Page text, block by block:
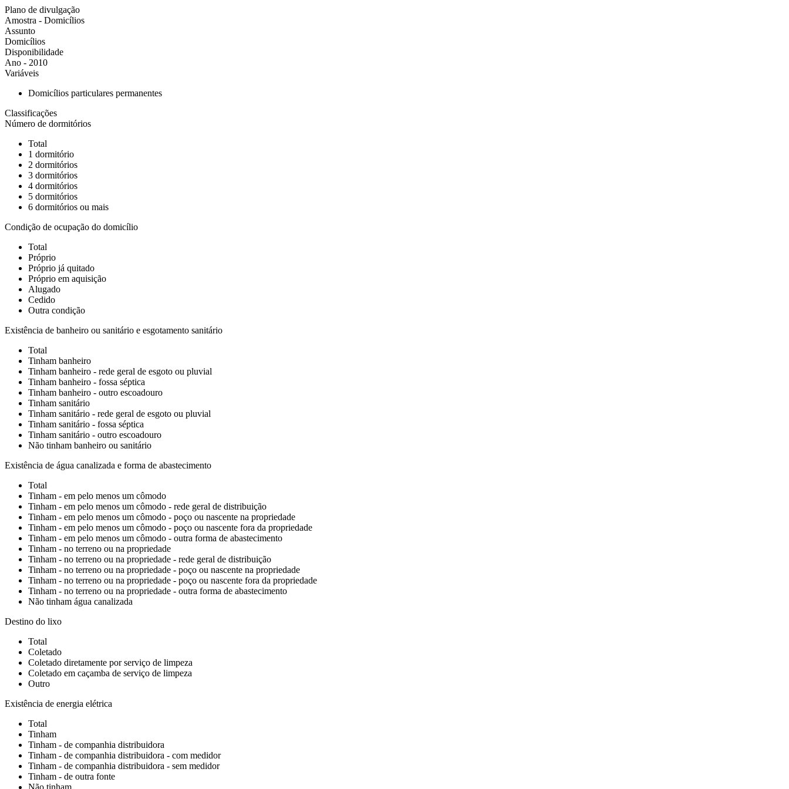
Plano de divulgação
Amostra - Domicílios
Assunto
Domicílios
Disponibilidade
Ano - 2010
Variáveis
Domicílios particulares permanentes
Classificações
Número de dormitórios
Total
1 dormitório
2 dormitórios
3 dormitórios
4 dormitórios
5 dormitórios
6 dormitórios ou mais
Condição de ocupação do domicílio
Total
Próprio
Próprio já quitado
Próprio em aquisição
Alugado
Cedido
Outra condição
Existência de banheiro ou sanitário e esgotamento sanitário
Total
Tinham banheiro
Tinham banheiro - rede geral de esgoto ou pluvial
Tinham banheiro - fossa séptica
Tinham banheiro - outro escoadouro
Tinham sanitário
Tinham sanitário - rede geral de esgoto ou pluvial
Tinham sanitário - fossa séptica
Tinham sanitário - outro escoadouro
Não tinham banheiro ou sanitário
Existência de água canalizada e forma de abastecimento
Total
Tinham - em pelo menos um cômodo
Tinham - em pelo menos um cômodo - rede geral de distribuição
Tinham - em pelo menos um cômodo - poço ou nascente na propriedade
Tinham - em pelo menos um cômodo - poço ou nascente fora da propriedade
Tinham - em pelo menos um cômodo - outra forma de abastecimento
Tinham - no terreno ou na propriedade
Tinham - no terreno ou na propriedade - rede geral de distribuição
Tinham - no terreno ou na propriedade - poço ou nascente na propriedade
Tinham - no terreno ou na propriedade - poço ou nascente fora da propriedade
Tinham - no terreno ou na propriedade - outra forma de abastecimento
Não tinham água canalizada
Destino do lixo
Total
Coletado
Coletado diretamente por serviço de limpeza
Coletado em caçamba de serviço de limpeza
Outro
Existência de energia elétrica
Total
Tinham
Tinham - de companhia distribuidora
Tinham - de companhia distribuidora - com medidor
Tinham - de companhia distribuidora - sem medidor
Tinham - de outra fonte
Não tinham